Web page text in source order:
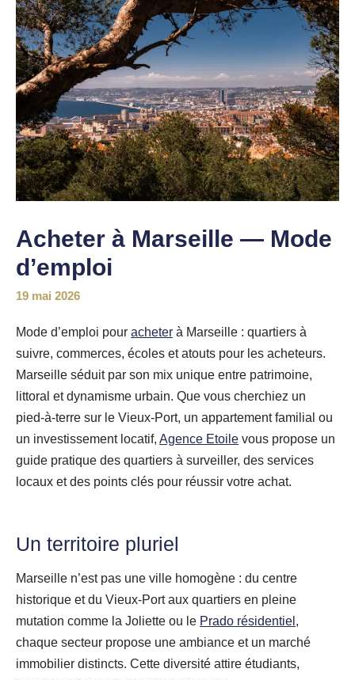
Acheter à Marseille — Mode
d’emploi
19 mai 2026
Mode d’emploi pour acheter à Marseille : quartiers à
suivre, commerces, écoles et atouts pour les acheteurs.
Marseille séduit par son mix unique entre patrimoine,
littoral et dynamisme urbain. Que vous cherchiez un
pied‑à‑terre sur le Vieux‑Port, un appartement familial ou
un investissement locatif, Agence Etoile vous propose un
guide pratique des quartiers à surveiller, des services
locaux et des points clés pour réussir votre achat.
Un territoire pluriel
Marseille n’est pas une ville homogène : du centre
historique et du Vieux‑Port aux quartiers en pleine
mutation comme la Joliette ou le Prado résidentiel ,
chaque secteur propose une ambiance et un marché
immobilier distincts. Cette diversité attire étudiants,